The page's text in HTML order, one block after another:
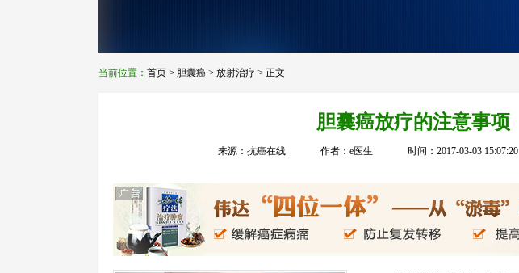
当前位置： 首页> 胆囊癌> 放射治疗 > 正文
胆囊癌放疗的注意事项
来源：抗癌在线 作者：e医生 时间：2017-03-03 15:07:20